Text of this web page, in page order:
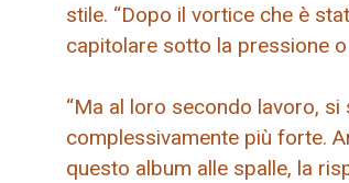
stile. “Dopo il vortice che è
capitolare sotto la pressione
“Ma al loro secondo lavoro,
complessivamente più forte.
questo album alle spalle, la